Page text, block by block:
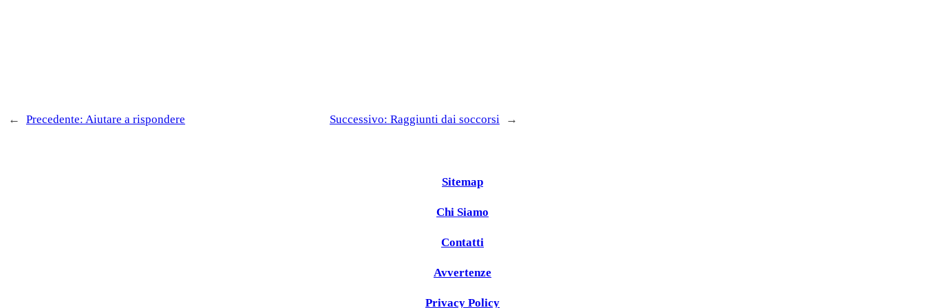
← Precedente: Aiutare a rispondere Successivo: Raggiunti dai soccorsi →
Sitemap
Chi Siamo
Contatti
Avvertenze
Privacy Policy